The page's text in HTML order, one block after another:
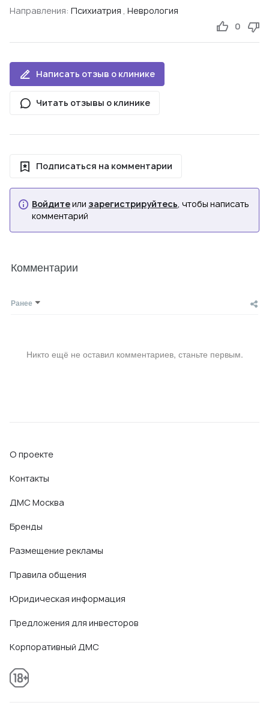
Направления: Психиатрия , Неврология
0
Написать отзыв о клинике
Читать отзывы о клинике
Подписаться на комментарии
Войдитеили зарегистрируйтесь, чтобы написать
комментарий
Комментарии
Ранее
Никто ещё не оставил комментариев, станьте первым.
О проекте
Контакты
ДМС Москва
Бренды
Размещение рекламы
Правила общения
Юридическая информация
Предложения для инвесторов
Корпоративный ДМС